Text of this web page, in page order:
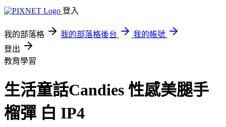
登入
我的部落格 我的部落格後台
我的帳號
登出
教育學習
生活童話Candies 性感美腿手
榴彈 白 IP4